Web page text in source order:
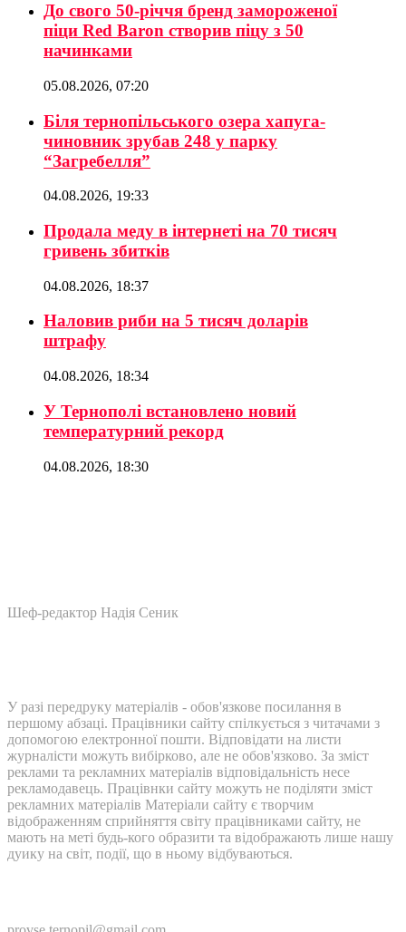
До свого 50-річчя бренд замороженої
піци Red Baron створив піцу з 50
начинками
05.08.2026, 07:20
Біля тернопільського озера хапуга-
чиновник зрубав 248 у парку
“Загребелля”
04.08.2026, 19:33
Продала меду в інтернеті на 70 тисяч
гривень збитків
04.08.2026, 18:37
Наловив риби на 5 тисяч доларів
штрафу
04.08.2026, 18:34
У Тернополі встановлено новий
температурний рекорд
04.08.2026, 18:30
Шеф-редактор Надія Сеник
У разі передруку матеріалів - обов'язкове посилання в
першому абзаці. Працівники сайту спілкується з читачами з
допомогою електронної пошти. Відповідати на листи
журналісти можуть вибірково, але не обов'язково. За зміст
реклами та рекламних матеріалів відповідальність несе
рекламодавець. Працівнки сайту можуть не поділяти зміст
рекламних матеріалів Матеріали сайту є творчим
відображенням сприйняття світу працівниками сайту, не
мають на меті будь-кого образити та відображають лише нашу
дуику на світ, події, що в ньому відбуваються.